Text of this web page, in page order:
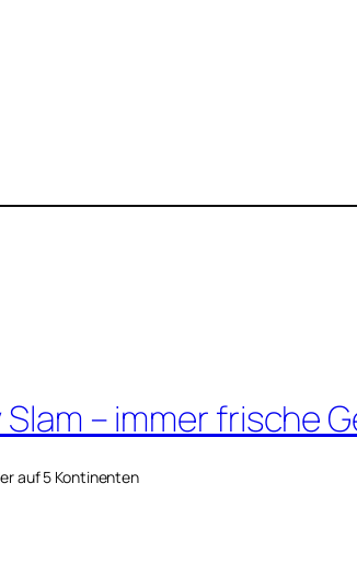
– immer frische
auf 5 Kontinenten